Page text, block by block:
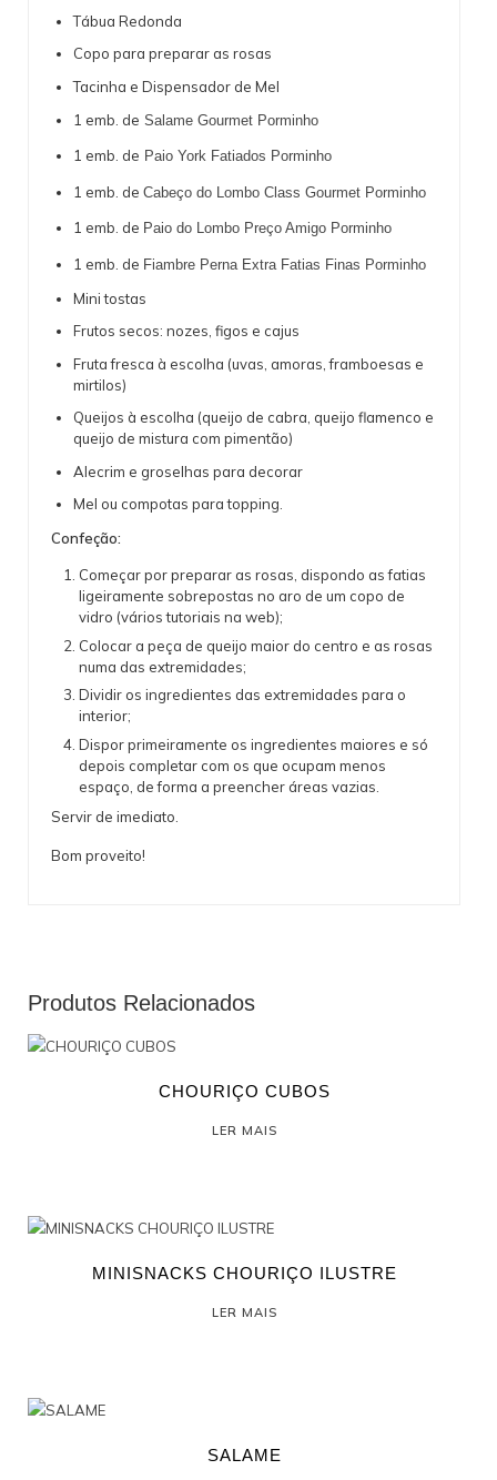
Tábua Redonda
Copo para preparar as rosas
Tacinha e Dispensador de Mel
1 emb. de Salame Gourmet Porminho
1 emb. de Paio York Fatiados Porminho
1 emb. de Cabeço do Lombo Class Gourmet Porminho
1 emb. de Paio do Lombo Preço Amigo Porminho
1 emb. de Fiambre Perna Extra Fatias Finas Porminho
Mini tostas
Frutos secos: nozes, figos e cajus
Fruta fresca à escolha (uvas, amoras, framboesas e
mirtilos)
Queijos à escolha (queijo de cabra, queijo flamenco e
queijo de mistura com pimentão)
Alecrim e groselhas para decorar
Mel ou compotas para topping.
Confeção:
Começar por preparar as rosas, dispondo as fatias
ligeiramente sobrepostas no aro de um copo de
vidro (vários tutoriais na web);
Colocar a peça de queijo maior do centro e as rosas
numa das extremidades;
Dividir os ingredientes das extremidades para o
interior;
Dispor primeiramente os ingredientes maiores e só
depois completar com os que ocupam menos
espaço, de forma a preencher áreas vazias.
Servir de imediato.
Bom proveito!
Produtos Relacionados
CHOURIÇO CUBOS
LER MAIS
MINISNACKS CHOURIÇO ILUSTRE
LER MAIS
SALAME